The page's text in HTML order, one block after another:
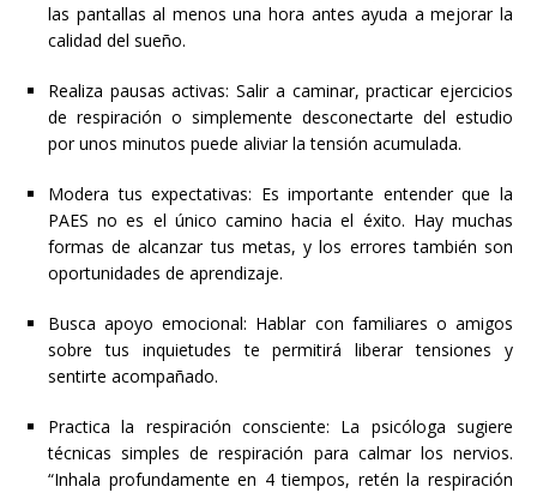
las pantallas al menos una hora antes ayuda a mejorar la
calidad del sueño.
Realiza pausas activas: Salir a caminar, practicar ejercicios
de respiración o simplemente desconectarte del estudio
por unos minutos puede aliviar la tensión acumulada.
Modera tus expectativas: Es importante entender que la
PAES no es el único camino hacia el éxito. Hay muchas
formas de alcanzar tus metas, y los errores también son
oportunidades de aprendizaje.
Busca apoyo emocional: Hablar con familiares o amigos
sobre tus inquietudes te permitirá liberar tensiones y
sentirte acompañado.
Practica la respiración consciente: La psicóloga sugiere
técnicas simples de respiración para calmar los nervios.
“Inhala profundamente en 4 tiempos, retén la respiración